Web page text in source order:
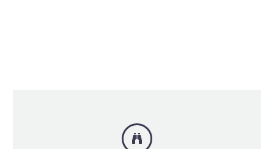

